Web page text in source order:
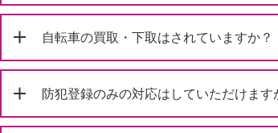
自転車の買取・下取はされていますか？
防犯登録のみの対応はしていただけます